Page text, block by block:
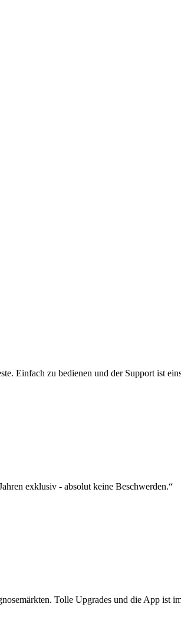
Einfach zu bedienen und der Support ist
exklusiv - absolut keine Beschwerden.“
Tolle Upgrades und die App ist